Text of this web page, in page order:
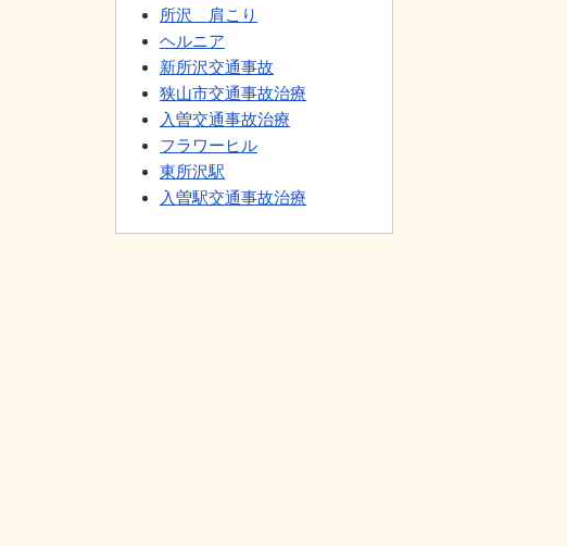
所沢 肩こり
ヘルニア
新所沢交通事故
狭山市交通事故治療
入曽交通事故治療
フラワーヒル
東所沢駅
入曽駅交通事故治療